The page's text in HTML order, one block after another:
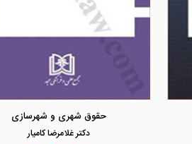
مشاهده و خرید
حقوق شهری و شهرسازی
دكتر غلامرضا كاميار